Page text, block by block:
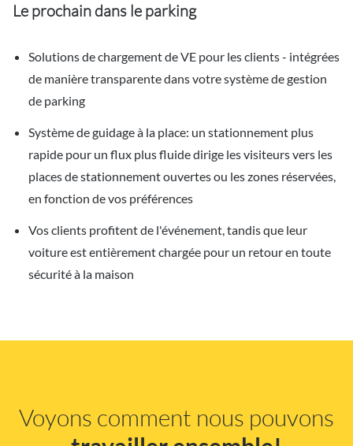
Le prochain dans le parking
Solutions de chargement de VE pour les clients - intégrées
de manière transparente dans votre système de gestion
de parking
Système de guidage à la place: un stationnement plus
rapide pour un flux plus fluide dirige les visiteurs vers les
places de stationnement ouvertes ou les zones réservées,
en fonction de vos préférences
Vos clients profitent de l'événement, tandis que leur
voiture est entièrement chargée pour un retour en toute
sécurité à la maison
Voyons comment nous pouvons